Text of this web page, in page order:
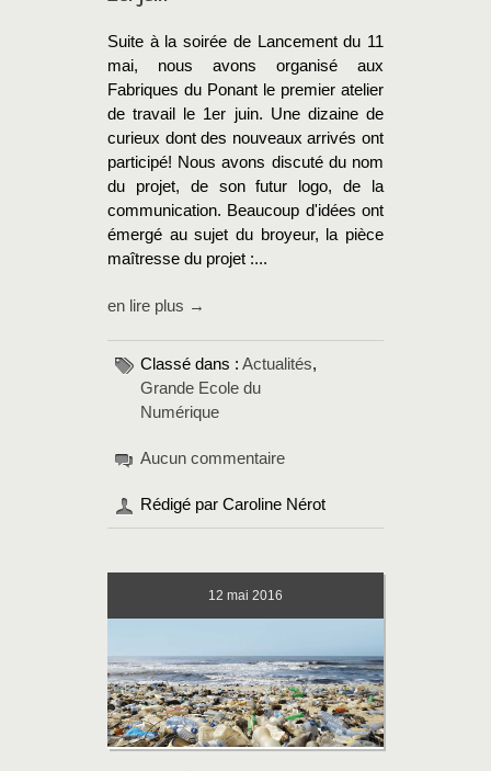
Suite à la soirée de Lancement du 11
mai, nous avons organisé aux
Fabriques du Ponant le premier atelier
de travail le 1er juin. Une dizaine de
curieux dont des nouveaux arrivés ont
participé! Nous avons discuté du nom
du projet, de son futur logo, de la
communication. Beaucoup d'idées ont
émergé au sujet du broyeur, la pièce
maîtresse du projet :...
en lire plus →
Classé dans : Actualités,
Grande Ecole du
Numérique
Aucun commentaire
Rédigé par Caroline Nérot
12 mai 2016